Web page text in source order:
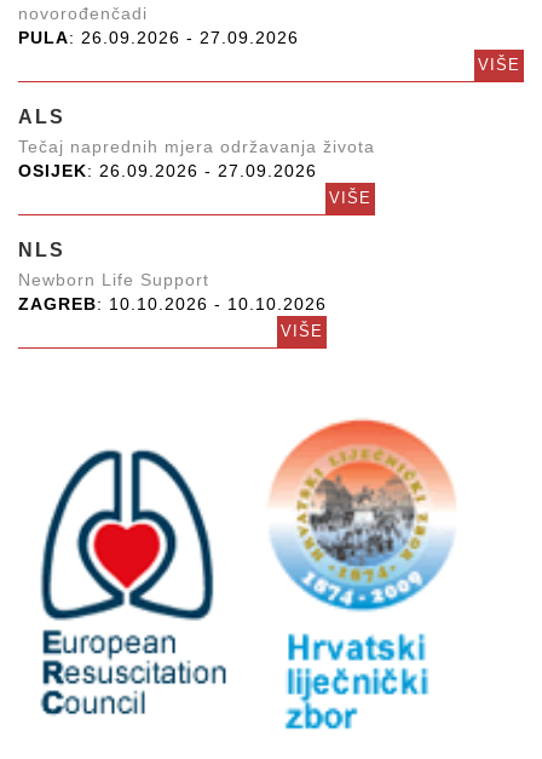
novorođenčadi
PULA: 26.09.2026 - 27.09.2026
VIŠE
ALS
Tečaj naprednih mjera održavanja života
OSIJEK: 26.09.2026 - 27.09.2026
VIŠE
NLS
Newborn Life Support
ZAGREB: 10.10.2026 - 10.10.2026
VIŠE